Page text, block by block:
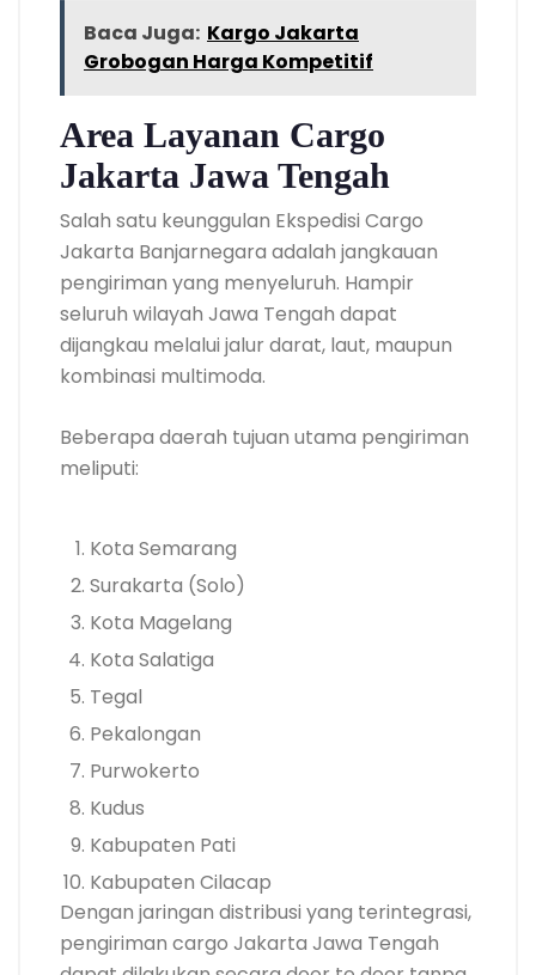
Baca Juga: Kargo Jakarta
Grobogan Harga Kompetitif
Area Layanan Cargo
Jakarta Jawa Tengah
Salah satu keunggulan Ekspedisi Cargo
Jakarta Banjarnegara adalah jangkauan
pengiriman yang menyeluruh. Hampir
seluruh wilayah Jawa Tengah dapat
dijangkau melalui jalur darat, laut, maupun
kombinasi multimoda.
Beberapa daerah tujuan utama pengiriman
meliputi:
Kota Semarang
Surakarta (Solo)
Kota Magelang
Kota Salatiga
Tegal
Pekalongan
Purwokerto
Kudus
Kabupaten Pati
Kabupaten Cilacap
Dengan jaringan distribusi yang terintegrasi,
pengiriman cargo Jakarta Jawa Tengah